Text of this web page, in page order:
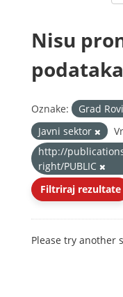
Nisu
podataka
Oznake: Grad
Javni sektor
http://
right/PUBLIC
Filtriraj rezultate
Please try another